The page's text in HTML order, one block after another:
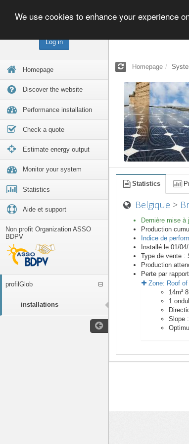
Log in
Homepage
Discover the website
Performance installation
Check a quote
Estimate energy output
Monitor your system
Statistics
Aide et support
Non profit Organization ASSO
BDPV
profilGlob
installations
We use cookies to enhance your experience
Homepage
Statistics
Belgique >
Dernière mise à
Production
Indice de
Installé le 01/
Type de vente :
Production
Perte par
Zone: Roof
14m² 8
1
Slope :